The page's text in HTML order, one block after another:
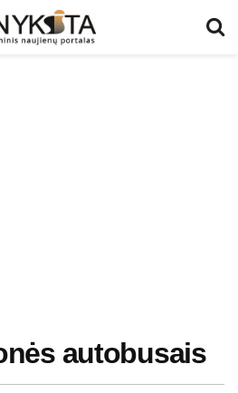
autobusais